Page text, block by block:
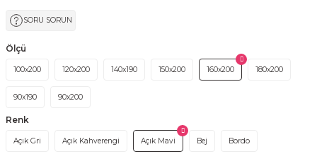
SORU SORUN
Ölçü
100x200 120x200 140x190 150x200 160x200 180x200
90x190 90x200
Renk
Açık Gri Açık Kahverengi Açık Mavi Bej Bordo